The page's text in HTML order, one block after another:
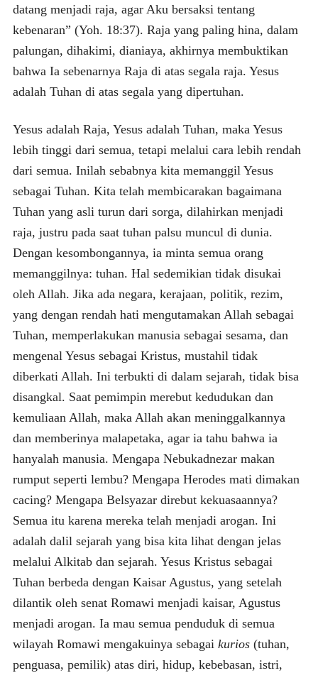
datang menjadi raja, agar Aku bersaksi tentang
kebenaran” (Yoh. 18:37). Raja yang paling hina, dalam
palungan, dihakimi, dianiaya, akhirnya membuktikan
bahwa Ia sebenarnya Raja di atas segala raja. Yesus
adalah Tuhan di atas segala yang dipertuhan.
Yesus adalah Raja, Yesus adalah Tuhan, maka Yesus
lebih tinggi dari semua, tetapi melalui cara lebih rendah
dari semua. Inilah sebabnya kita memanggil Yesus
sebagai Tuhan. Kita telah membicarakan bagaimana
Tuhan yang asli turun dari sorga, dilahirkan menjadi
raja, justru pada saat tuhan palsu muncul di dunia.
Dengan kesombongannya, ia minta semua orang
memanggilnya: tuhan. Hal sedemikian tidak disukai
oleh Allah. Jika ada negara, kerajaan, politik, rezim,
yang dengan rendah hati mengutamakan Allah sebagai
Tuhan, memperlakukan manusia sebagai sesama, dan
mengenal Yesus sebagai Kristus, mustahil tidak
diberkati Allah. Ini terbukti di dalam sejarah, tidak bisa
disangkal. Saat pemimpin merebut kedudukan dan
kemuliaan Allah, maka Allah akan meninggalkannya
dan memberinya malapetaka, agar ia tahu bahwa ia
hanyalah manusia. Mengapa Nebukadnezar makan
rumput seperti lembu? Mengapa Herodes mati dimakan
cacing? Mengapa Belsyazar direbut kekuasaannya?
Semua itu karena mereka telah menjadi arogan. Ini
adalah dalil sejarah yang bisa kita lihat dengan jelas
melalui Alkitab dan sejarah. Yesus Kristus sebagai
Tuhan berbeda dengan Kaisar Agustus, yang setelah
dilantik oleh senat Romawi menjadi kaisar, Agustus
menjadi arogan. Ia mau semua penduduk di semua
wilayah Romawi mengakuinya sebagai kurios(tuhan,
penguasa, pemilik) atas diri, hidup, kebebasan, istri,